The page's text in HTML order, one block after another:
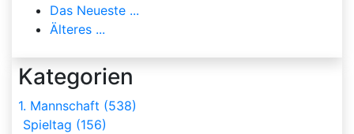
Das Neueste ...
Älteres ...
Kategorien
1. Mannschaft (538)
Spieltag (156)